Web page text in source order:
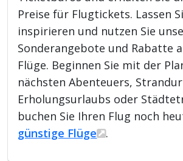
Preise für Flugtickets. Lassen
inspirieren und nutzen Sie
Sonderangebote und Rabatte
Flüge. Beginnen Sie mit der
nächsten Abenteuers,
Erholungsurlaubs oder
buchen Sie Ihren Flug noch
günstige Flüge
.